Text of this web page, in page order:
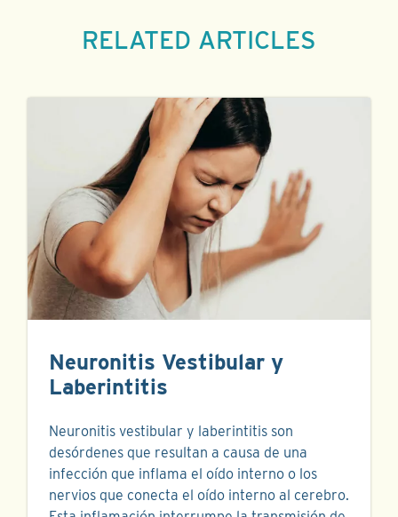
RELATED ARTICLES
Neuronitis Vestibular y
Laberintitis
Neuronitis vestibular y laberintitis son
desórdenes que resultan a causa de una
infección que inflama el oído interno o los
nervios que conecta el oído interno al cerebro.